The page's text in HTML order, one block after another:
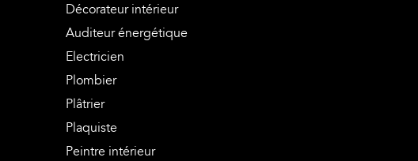
Décorateur intérieur
Auditeur énergétique
Electricien
Plombier
Plâtrier
Plaquiste
Peintre intérieur